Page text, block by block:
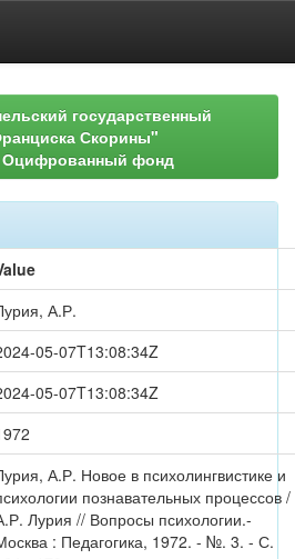
государственный
Скорины"
Оцифрованный фонд
А.Р.
05-07T13:08:34Z
05-07T13:08:34Z
А.Р. Новое в психолингвистике и
познавательных процессов /
Лурия // Вопросы психологии.-
: Педагогика, 1972. - №. 3. - С.